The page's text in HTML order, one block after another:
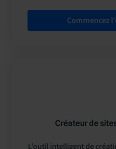
Commencez
Créateur de
L’outil intelligent de